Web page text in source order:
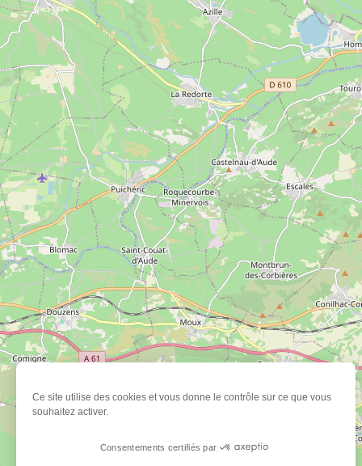
Ce site utilise des cookies et vous donne le contrôle sur ce que vous
souhaitez activer.
Consentements certifiés par